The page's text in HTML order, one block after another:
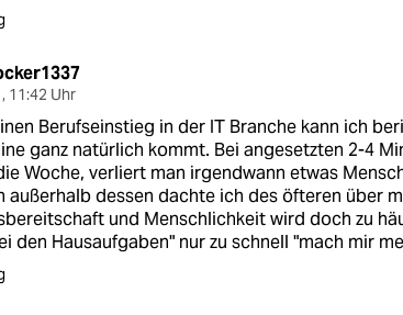
11:42 Uhr
Berufseinstieg in der IT Branche kann ich
ganz natürlich kommt. Bei angesetzten 2-4
Woche, verliert man irgendwann etwas
außerhalb dessen dachte ich des öfteren über
und Menschlichkeit wird doch zu
den Hausaufgaben" nur zu schnell "mach mir